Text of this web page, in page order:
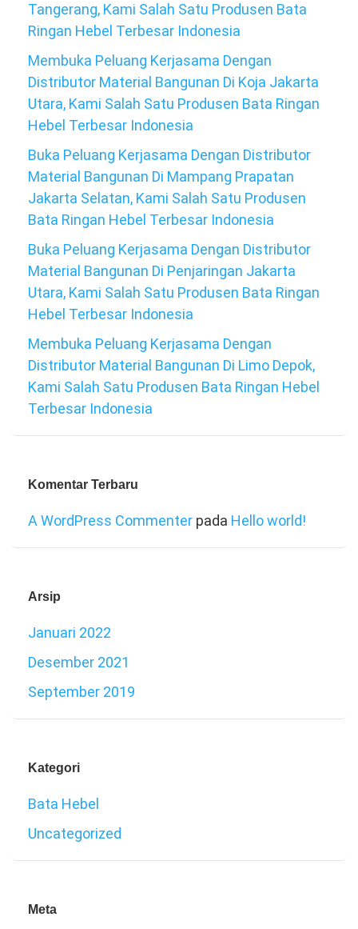
Tangerang, Kami Salah Satu Produsen Bata
Ringan Hebel Terbesar Indonesia
Membuka Peluang Kerjasama Dengan
Distributor Material Bangunan Di Koja Jakarta
Utara, Kami Salah Satu Produsen Bata Ringan
Hebel Terbesar Indonesia
Buka Peluang Kerjasama Dengan Distributor
Material Bangunan Di Mampang Prapatan
Jakarta Selatan, Kami Salah Satu Produsen
Bata Ringan Hebel Terbesar Indonesia
Buka Peluang Kerjasama Dengan Distributor
Material Bangunan Di Penjaringan Jakarta
Utara, Kami Salah Satu Produsen Bata Ringan
Hebel Terbesar Indonesia
Membuka Peluang Kerjasama Dengan
Distributor Material Bangunan Di Limo Depok,
Kami Salah Satu Produsen Bata Ringan Hebel
Terbesar Indonesia
Komentar Terbaru
A WordPress Commenter pada Hello world!
Arsip
Januari 2022
Desember 2021
September 2019
Kategori
Bata Hebel
Uncategorized
Meta